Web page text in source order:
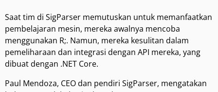
Saat tim di SigParser memutuskan untuk memanfaatkan
pembelajaran mesin, mereka awalnya mencoba
menggunakan R;. Namun, mereka kesulitan dalam
pemeliharaan dan integrasi dengan API mereka, yang
dibuat dengan .NET Core.
Paul Mendoza, CEO dan pendiri SigParser, mengatakan